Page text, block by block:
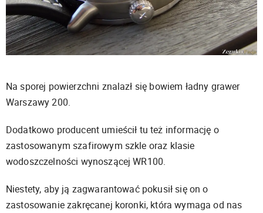
Na sporej powierzchni znalazł się bowiem ładny grawer
Warszawy 200.
Dodatkowo producent umieścił tu też informację o
zastosowanym szafirowym szkle oraz klasie
wodoszczelności wynoszącej WR100.
Niestety, aby ją zagwarantować pokusił się on o
zastosowanie zakręcanej koronki, która wymaga od nas